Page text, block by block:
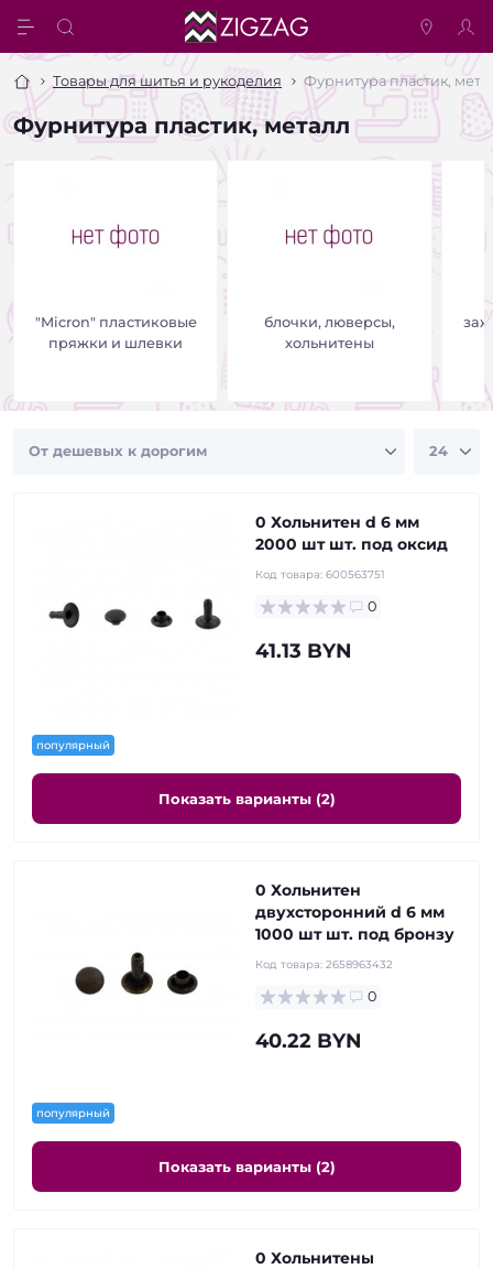
Товары для шитья и рукоделия Фурнитура пластик,
Фурнитура пластик, металл
"Micron" пластиковые
пряжки и шлевки
блочки, люверсы,
хольнитены
популярный
0 Хольнитен d 6 мм
2000 шт шт. под оксид
Код товара: 600563751
0
41.13 BYN
Показать варианты (2)
популярный
0 Хольнитен
двухсторонний d 6 мм
1000 шт шт. под бронзу
Код товара: 2658963432
0
40.22 BYN
Показать варианты (2)
0 Хольнитены